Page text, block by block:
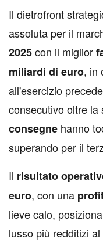
Il dietrofront
assoluta per il
2025con il miglior
miliardi di euro, in
all'esercizio
consecutivo oltre
consegne hanno
superando per il
Il risultato
euro, con una
lieve calo,
lusso più redditizi